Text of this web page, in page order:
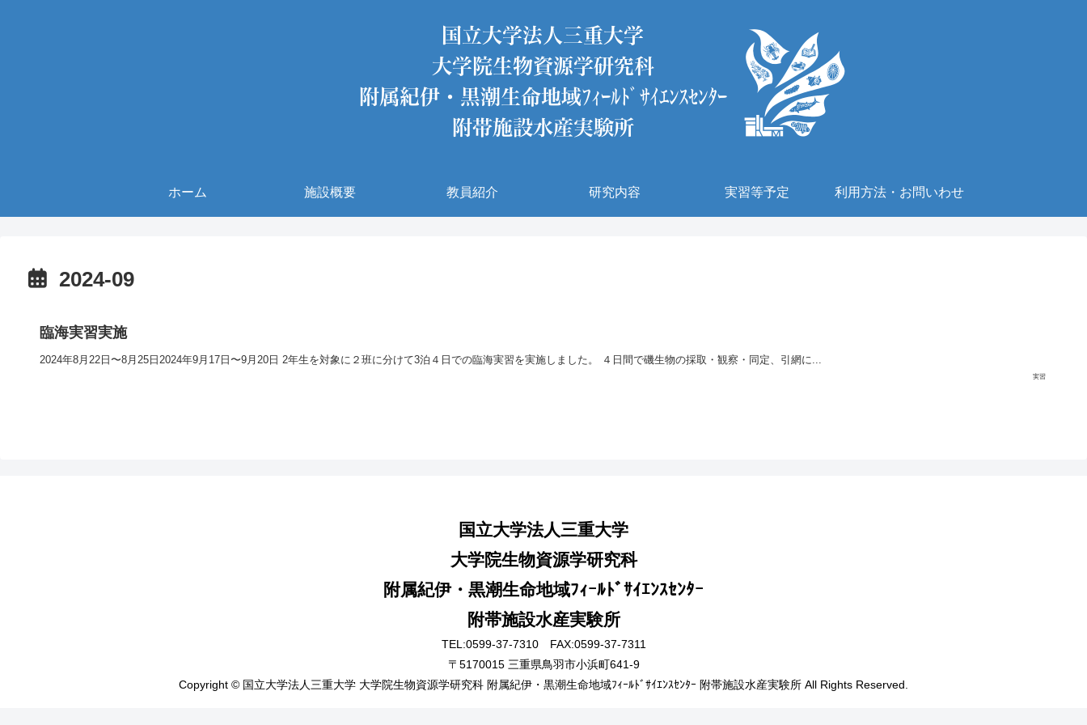
ホーム 施設概要 教員紹介 研究内容 実習等予定 利用方法・お問いわせ
2024-09
臨海実習実施
2024年8月22日〜8月25日2024年9月17日〜9月20日 2年生を対象に２班に分けて3泊４日での臨海実習を実施しました。 ４日間で磯生物の採取・観察・同定、引網に...
実習
国立大学法人三重大学
大学院生物資源学研究科
附属紀伊・黒潮生命地域ﾌｨｰﾙﾄﾞｻｲｴﾝｽｾﾝﾀｰ
附帯施設水産実験所
TEL:0599-37-7310 FAX:0599-37-7311
〒5170015 三重県鳥羽市小浜町641-9
Copyright © 国立大学法人三重大学 大学院生物資源学研究科 附属紀伊・黒潮生命地域ﾌｨｰﾙﾄﾞｻｲｴﾝｽｾﾝﾀｰ ​附帯施設水産実験所 All Rights Reserved.